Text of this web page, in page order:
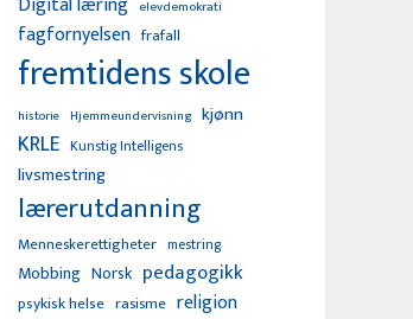
elevdemokrati
fagfornyelsen frafall
fremtidens skole
historie Hjemmeundervisning kjønn
KRLE Kunstig Intelligens
livsmestring
lærerutdanning
Menneskerettigheter mestring
Mobbing Norsk pedagogikk
psykisk helse rasisme religion